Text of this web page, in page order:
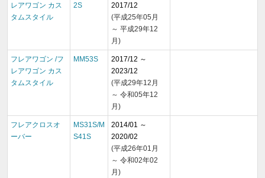
レアワゴン カス
タムスタイル
2S
2017/12
(平成25年05月
～ 平成29年12
月)
フレアワゴン /フ
レアワゴン カス
タムスタイル
MM53S
2017/12 ～
2023/12
(平成29年12月
～ 令和05年12
月)
フレアクロスオ
ーバー
MS31S/M
S41S
2014/01 ～
2020/02
(平成26年01月
～ 令和02年02
月)